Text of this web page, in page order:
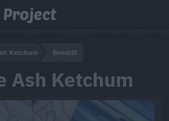
Project
Ketchum Beedrill
Ash Ketchum